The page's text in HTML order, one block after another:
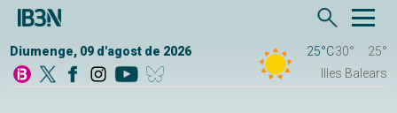
Diumenge, 09 d'agost de 2026 25°C30°
25°
Illes Balears